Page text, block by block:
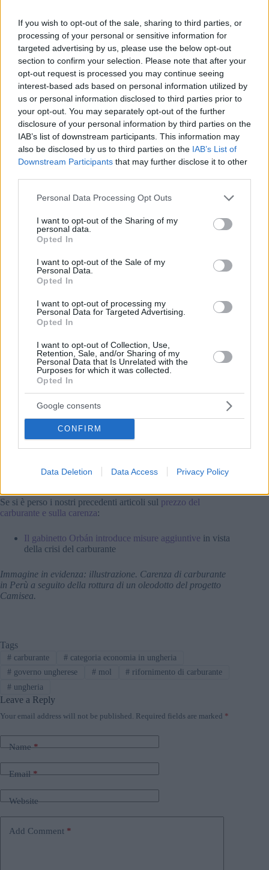
If you wish to opt-out of the sale, sharing to third parties, or
processing of your personal or sensitive information for
targeted advertising by us, please use the below opt-out
section to confirm your selection. Please note that after your
opt-out request is processed you may continue seeing
interest-based ads based on personal information utilized by
us or personal information disclosed to third parties prior to
your opt-out. You may separately opt-out of the further
disclosure of your personal information by third parties on the
IAB’s list of downstream participants. This information may
also be disclosed by us to third parties on the IAB’s List of
Downstream Participants that may further disclose it to other
Please note that this website/app uses one or more Google
not limited to your visit or usage behaviour. You may click to
grant or deny consent to Google and its third-party tags to
use your data for below specified purposes in below Google
consent section.
Personal Data Processing Opt Outs
I want to opt-out of the Sharing of my
personal data.
Opted In
I want to opt-out of the Sale of my
Personal Data.
Opted In
I want to opt-out of processing my
Personal Data for Targeted Advertising.
Opted In
I want to opt-out of Collection, Use,
Retention, Sale, and/or Sharing of my
Personal Data that Is Unrelated with the
Purposes for which it was collected.
Opted In
Google consents
CONFIRM
Data Deletion Data Access Privacy Policy
Stazione di servizio Lukoil in Romania. Foto:
depositphotos.com
Riserve di petrolio ai minimi storici
Il G7 riferisceche le riserve strategiche di petrolio
dell’Ungheria hanno raggiunto un minimo storico. MOL ha
esaurito le proprie riserve a metà febbraio e ha richiesto
l’accesso alle scorte strategiche dello Stato al Ministero
dell’Energia. Ha ricevuto 250.000 tonnellate – il 40% della
riserva. Al 28 febbraio, l’Ungheria disponeva di appena
487.000 tonnellate di petrolio.
Per evitare carenze, il Governo ha attinto alle riserve nel
(equivalente a 610 milioni di litri di diesel e 352 milioni di litri
L’oleodotto Druzhba. Foto: Creative Commons CC BY-SA
quando potrebbe verificarsi una carenza generale in
Se si è perso i nostri precedenti articoli sul prezzo del
carburante e sulla carenza:
Il gabinetto Orbán introduce misure aggiuntive in vista
della crisi del carburante
Immagine in evidenza: illustrazione. Carenza di carburante
in Perù a seguito della rottura di un oleodotto del progetto
Camisea.
Tags
#carburante #categoria economia in ungheria
#governo ungherese #mol # rifornimento di carburante
#ungheria
Leave a Reply
Your email address will not be published. Required fields are marked *
Name*
Email*
Website
Add Comment *